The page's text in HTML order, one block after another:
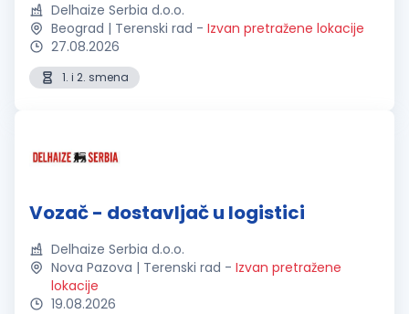
Delhaize Serbia d.o.o.
Beograd | Terenski rad - Izvan pretražene lokacije
27.08.2026
1. i 2. smena
Vozač - dostavljač u logistici
Delhaize Serbia d.o.o.
Nova Pazova | Terenski rad - Izvan pretražene
lokacije
19.08.2026